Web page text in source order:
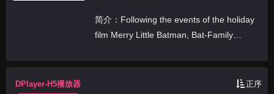
简介：Following the events of the holiday
film Merry Little Batman, Bat-Family
DPlayer-H5播放器 正序